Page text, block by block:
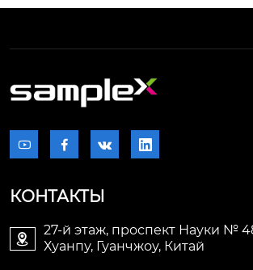
   
КОНТАКТЫ

27-й этаж, проспект Науки №
Хуанпу, Гуанчжоу, Китай